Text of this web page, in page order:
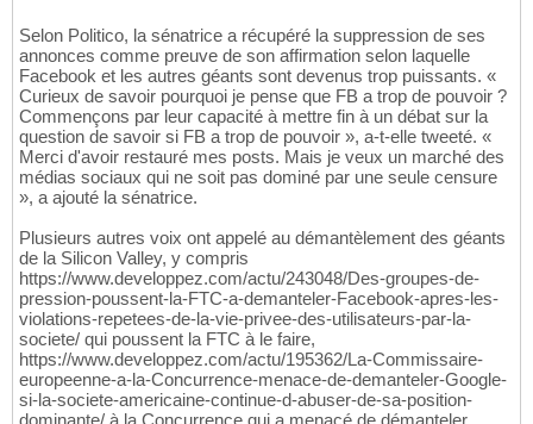
Selon Politico, la sénatrice a récupéré la suppression de ses
annonces comme preuve de son affirmation selon laquelle
Facebook et les autres géants sont devenus trop puissants. «
Curieux de savoir pourquoi je pense que FB a trop de pouvoir ?
Commençons par leur capacité à mettre fin à un débat sur la
question de savoir si FB a trop de pouvoir », a-t-elle tweeté. «
Merci d'avoir restauré mes posts. Mais je veux un marché des
médias sociaux qui ne soit pas dominé par une seule censure
», a ajouté la sénatrice.
Plusieurs autres voix ont appelé au démantèlement des géants
de la Silicon Valley, y compris
https://www.developpez.com/actu/243048/Des-groupes-de-
pression-poussent-la-FTC-a-demanteler-Facebook-apres-les-
violations-repetees-de-la-vie-privee-des-utilisateurs-par-la-
societe/ qui poussent la FTC à le faire,
https://www.developpez.com/actu/195362/La-Commissaire-
europeenne-a-la-Concurrence-menace-de-demanteler-Google-
si-la-societe-americaine-continue-d-abuser-de-sa-position-